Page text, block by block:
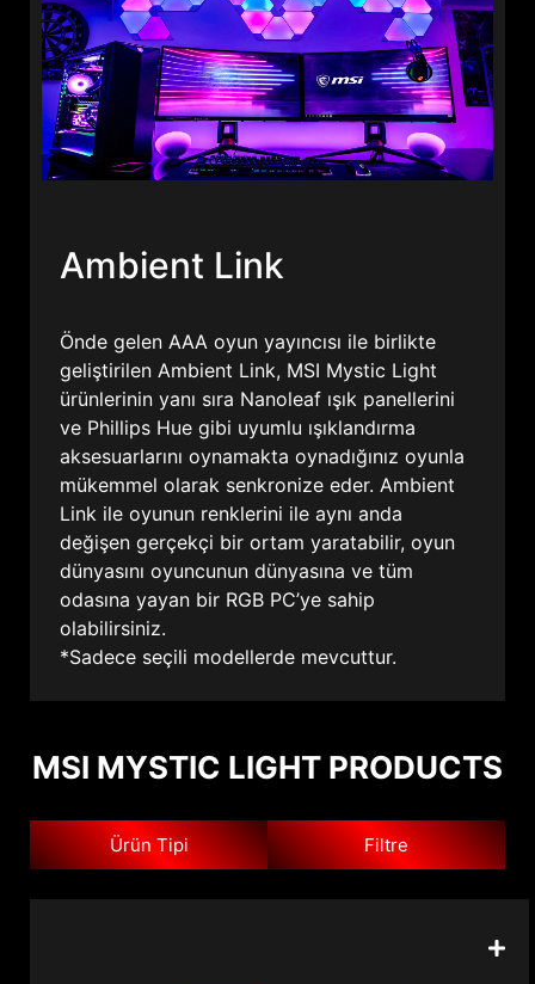
Ambient Link
Önde gelen AAA oyun yayıncısı ile birlikte
geliştirilen Ambient Link, MSI Mystic Light
ürünlerinin yanı sıra Nanoleaf ışık panellerini
ve Phillips Hue gibi uyumlu ışıklandırma
aksesuarlarını oynamakta oynadığınız oyunla
mükemmel olarak senkronize eder. Ambient
Link ile oyunun renklerini ile aynı anda
değişen gerçekçi bir ortam yaratabilir, oyun
dünyasını oyuncunun dünyasına ve tüm
odasına yayan bir RGB PC’ye sahip
olabilirsiniz.
*Sadece seçili modellerde mevcuttur.
MSI MYSTIC LIGHT PRODUCTS
Ürün Tipi Filtre